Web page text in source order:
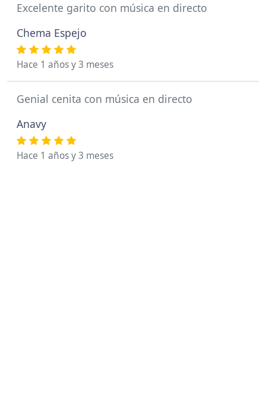
Excelente garito con música en directo
Chema Espejo
Hace 1 años y 3 meses
Genial cenita con música en directo
Anavy
Hace 1 años y 3 meses